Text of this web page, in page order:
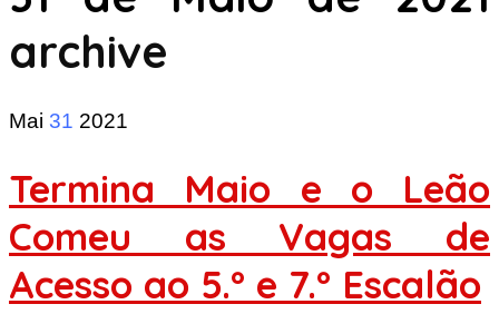
archive
Mai 31 2021
Termina Maio e o Leão
Comeu as Vagas de
Acesso ao 5.º e 7.º Escalão